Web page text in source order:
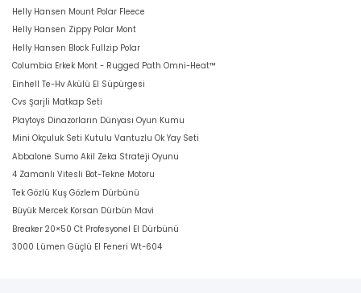
Helly Hansen Mount Polar Fleece
Helly Hansen Zippy Polar Mont
Helly Hansen Block Fullzip Polar
Columbia Erkek Mont - Rugged Path Omni-Heat™
Einhell Te-Hv Akülü El Süpürgesi
Cvs Şarjli Matkap Seti
Playtoys Dinazorların Dünyası Oyun Kumu
Mini Okçuluk Seti Kutulu Vantuzlu Ok Yay Seti
Abbalone Sumo Akil Zeka Strateji Oyunu
4 Zamanlı Vitesli Bot-Tekne Motoru
Tek Gözlü Kuş Gözlem Dürbünü
Büyük Mercek Korsan Dürbün Mavi
Breaker 20×50 Ct Profesyonel El Dürbünü
3000 Lümen Güçlü El Feneri Wt-604